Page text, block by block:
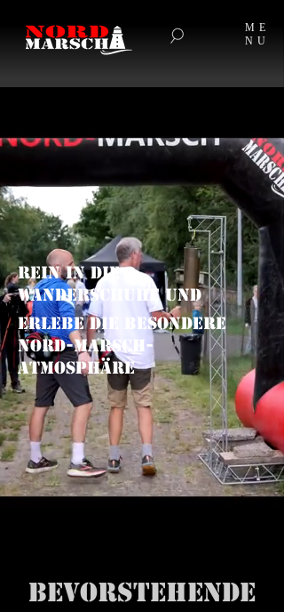
ME
NU
REIN IN DIE
WANDERSCHUHE und
ERLEBE DIE BESONDERE
NORD-MARSCH-
ATMOSPHÄRE
Bevorstehende